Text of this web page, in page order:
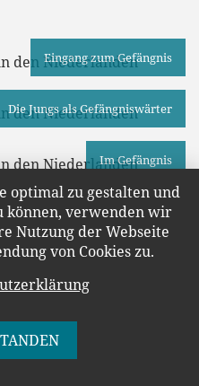
Eingang zum Gefängnis
Die Jungs als Gefängniswärter
Im Gefängnis
Blick in eine Zelle
Gefängniszelle
für die es auch
gibt, erfährt man
optimal zu gestalten und
können, verwenden wir
Nutzung der Webseite
von Cookies zu.